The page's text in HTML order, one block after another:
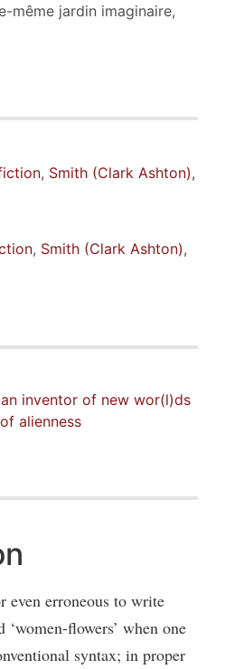
même jardin imaginaire,
, Smith (Clark Ashton),
, Smith (Clark Ashton),
inventor of new wor(l)ds
alienness
even erroneous to write
‘women-flowers’ when one
syntax; in proper